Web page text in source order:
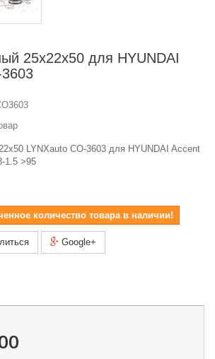
25x22x50 для HYUNDAI
LYNXauto CO-3603 для HYUNDAI Accent
1.5 >95
количество товара в наличии!
Google+